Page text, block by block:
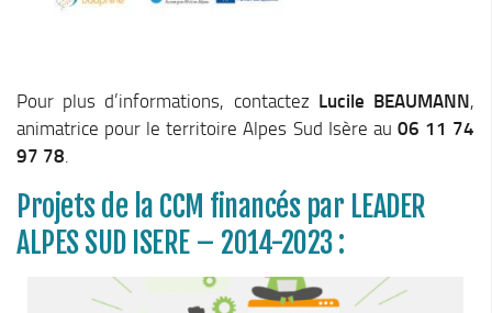
Via Matacena
Développement durable
Déchetterie intercommunale et points propres
Gestion des déchets
Gestion des cours d’eau
Pour plus d’informations, contactez Lucile BEAUMANN,
animatrice pour le territoire Alpes Sud Isère au 06 11 74
97 78.
Projets de la CCM financés par LEADER
ALPES SUD ISERE – 2014-2023 :